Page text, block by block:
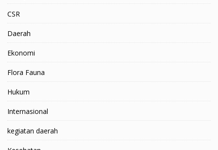
CSR
Daerah
Ekonomi
Flora Fauna
Hukum
Internasional
kegiatan daerah